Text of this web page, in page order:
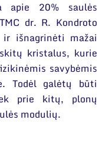
apie 20% saulės
dr. R. Kondroto
išnagrinėti mažai
kristalus, kurie
savybėmis
Todėl galėtų būti
prie kitų, plonų
modulių.